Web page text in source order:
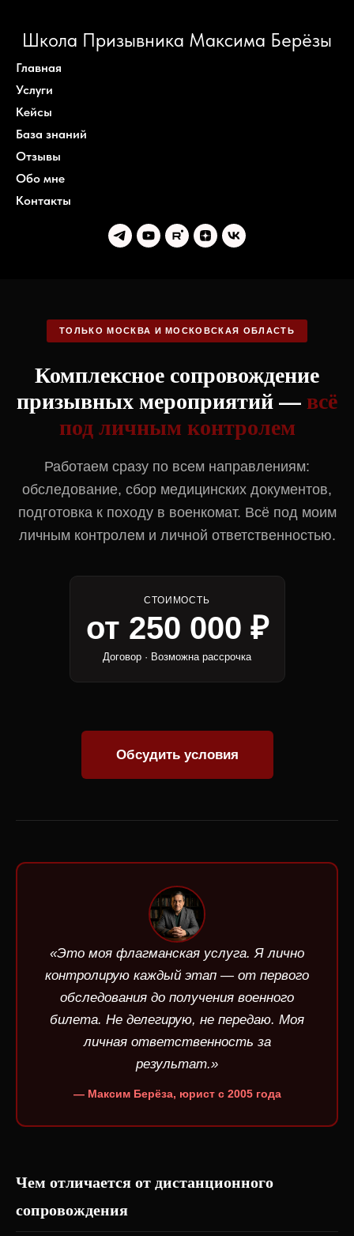
Школа Призывника Максима Берёзы
Главная
Услуги
Кейсы
База знаний
Отзывы
Обо мне
Контакты
ТОЛЬКО МОСКВА И МОСКОВСКАЯ ОБЛАСТЬ
Комплексное сопровождение
призывных мероприятий —всё
под личным контролем
Работаем сразу по всем направлениям:
обследование, сбор медицинских документов,
подготовка к походу в военкомат. Всё под моим
личным контролем и личной ответственностью.
СТОИМОСТЬ
от 250 000 ₽
Договор · Возможна рассрочка
Обсудить условия
«Это моя флагманская услуга. Я лично
контролирую каждый этап — от первого
обследования до получения военного
билета. Не делегирую, не передаю. Моя
личная ответственность за
результат.»
— Максим Берёза, юрист с 2005 года
Чем отличается от дистанционного
сопровождения